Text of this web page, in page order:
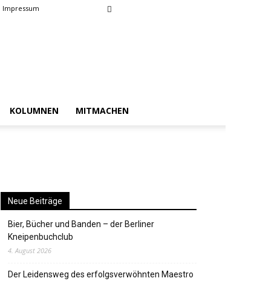
Impressum
KOLUMNEN MITMACHEN
Neue Beiträge
Bier, Bücher und Banden – der Berliner
Kneipenbuchclub
4. August 2026
Der Leidensweg des erfolgsverwöhnten Maestro